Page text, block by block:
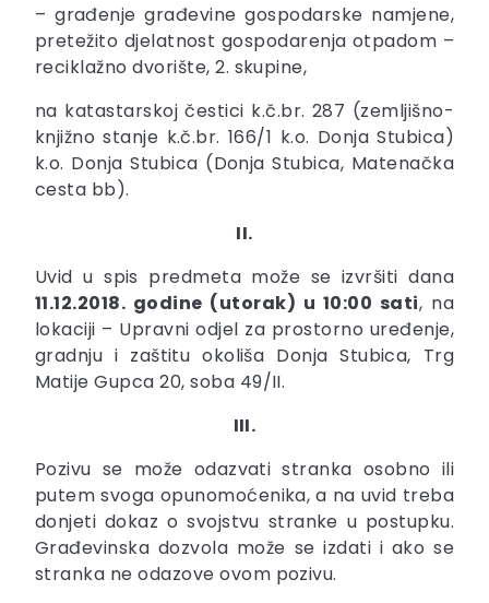
– građenje građevine gospodarske namjene,
pretežito djelatnost gospodarenja otpadom –
reciklažno dvorište, 2. skupine,
na katastarskoj čestici k.č.br. 287 (zemljišno-
knjižno stanje k.č.br. 166/1 k.o. Donja Stubica)
k.o. Donja Stubica (Donja Stubica, Matenačka
cesta bb).
II.
Uvid u spis predmeta može se izvršiti dana
11.12.2018. godine (utorak) u 10:00 sati, na
lokaciji – Upravni odjel za prostorno uređenje,
gradnju i zaštitu okoliša Donja Stubica, Trg
Matije Gupca 20, soba 49/II.
III.
Pozivu se može odazvati stranka osobno ili
putem svoga opunomoćenika, a na uvid treba
donjeti dokaz o svojstvu stranke u postupku.
Građevinska dozvola može se izdati i ako se
stranka ne odazove ovom pozivu.